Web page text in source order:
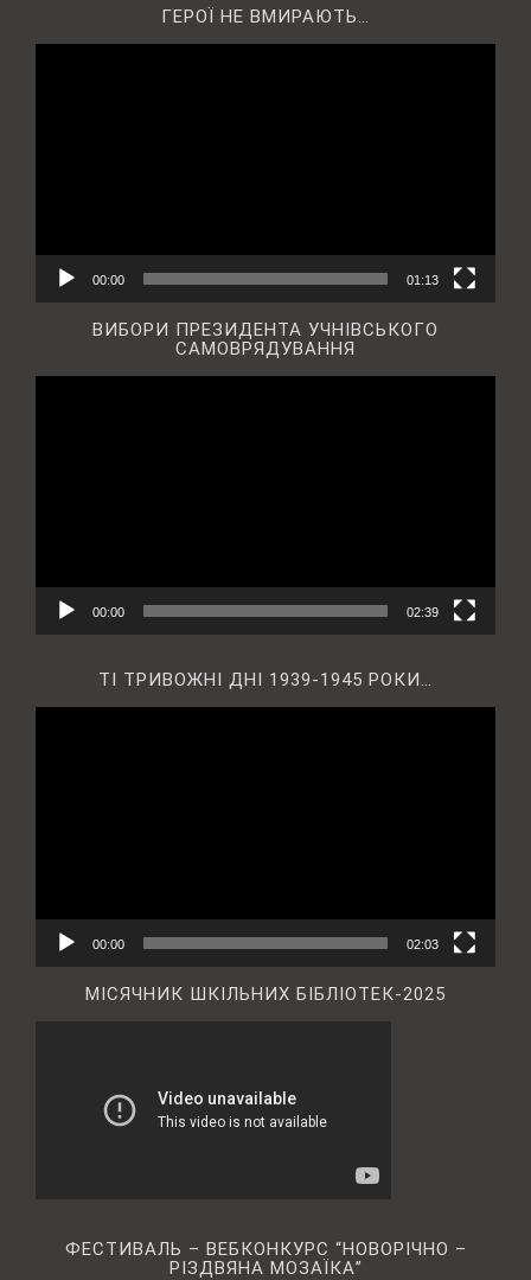
ГЕРОЇ НЕ ВМИРАЮТЬ…
00:00 01:13
ВИБОРИ ПРЕЗИДЕНТА УЧНІВСЬКОГО
САМОВРЯДУВАННЯ
00:00 02:39
ТІ ТРИВОЖНІ ДНІ 1939-1945 РОКИ…
00:00 02:03
МІСЯЧНИК ШКІЛЬНИХ БІБЛІОТЕК-2025
ФЕСТИВАЛЬ – ВЕБКОНКУРС “НОВОРІЧНО –
РІЗДВЯНА МОЗАЇКА”